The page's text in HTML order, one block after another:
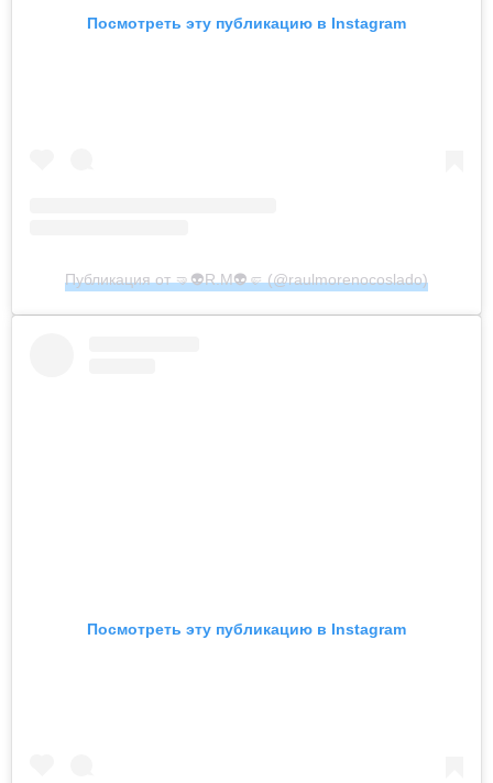
Посмотреть эту публикацию в Instagram
Публикация от 🤜👽R.M👽🤛 (@raulmorenocoslado)
Посмотреть эту публикацию в Instagram